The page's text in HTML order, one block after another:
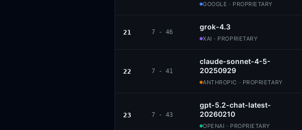
GOOGLE · PROPRIETARY
21 7 - 46
grok-4.3
XAI · PROPRIETARY
22 7 - 41
claude-sonnet-4-5-
20250929
ANTHROPIC · PROPRIETARY
23 7 - 43
gpt-5.2-chat-latest-
20260210
OPENAI · PROPRIETARY